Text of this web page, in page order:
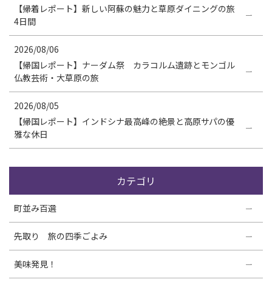
【帰着レポート】新しい阿蘇の魅力と草原ダイニングの旅
4日間
2026/08/06
【帰国レポート】ナーダム祭 カラコルム遺跡とモンゴル
仏教芸術・大草原の旅
2026/08/05
【帰国レポート】インドシナ最高峰の絶景と高原サパの優
雅な休日
カテゴリ
町並み百選
先取り 旅の四季ごよみ
美味発見！